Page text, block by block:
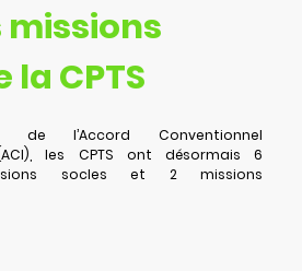
missions
la CPTS
de l’Accord Conventionnel
les CPTS ont désormais 6
socles et 2 missions